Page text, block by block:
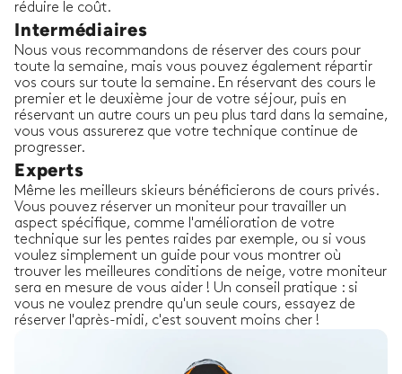
réduire le coût.
Intermédiaires
Nous vous recommandons de réserver des cours pour
toute la semaine, mais vous pouvez également répartir
vos cours sur toute la semaine. En réservant des cours le
premier et le deuxième jour de votre séjour, puis en
réservant un autre cours un peu plus tard dans la semaine,
vous vous assurerez que votre technique continue de
progresser.
Experts
Même les meilleurs skieurs bénéficierons de cours privés.
Vous pouvez réserver un moniteur pour travailler un
aspect spécifique, comme l'amélioration de votre
technique sur les pentes raides par exemple, ou si vous
voulez simplement un guide pour vous montrer où
trouver les meilleures conditions de neige, votre moniteur
sera en mesure de vous aider ! Un conseil pratique : si
vous ne voulez prendre qu'un seule cours, essayez de
réserver l'après-midi, c'est souvent moins cher !